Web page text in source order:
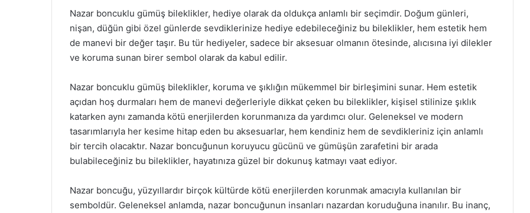
Nazar boncuklu gümüş bileklikler, hediye olarak da oldukça anlamlı bir seçimdir. Doğum günleri,
nişan, düğün gibi özel günlerde sevdiklerinize hediye edebileceğiniz bu bileklikler, hem estetik hem
de manevi bir değer taşır. Bu tür hediyeler, sadece bir aksesuar olmanın ötesinde, alıcısına iyi dilekler
ve koruma sunan birer sembol olarak da kabul edilir.
Nazar boncuklu gümüş bileklikler, koruma ve şıklığın mükemmel bir birleşimini sunar. Hem estetik
açıdan hoş durmaları hem de manevi değerleriyle dikkat çeken bu bileklikler, kişisel stilinize şıklık
katarken aynı zamanda kötü enerjilerden korunmanıza da yardımcı olur. Geleneksel ve modern
tasarımlarıyla her kesime hitap eden bu aksesuarlar, hem kendiniz hem de sevdikleriniz için anlamlı
bir tercih olacaktır. Nazar boncuğunun koruyucu gücünü ve gümüşün zarafetini bir arada
bulabileceğiniz bu bileklikler, hayatınıza güzel bir dokunuş katmayı vaat ediyor.
Nazar boncuğu, yüzyıllardır birçok kültürde kötü enerjilerden korunmak amacıyla kullanılan bir
semboldür. Geleneksel anlamda, nazar boncuğunun insanları nazardan koruduğuna inanılır. Bu inanç,